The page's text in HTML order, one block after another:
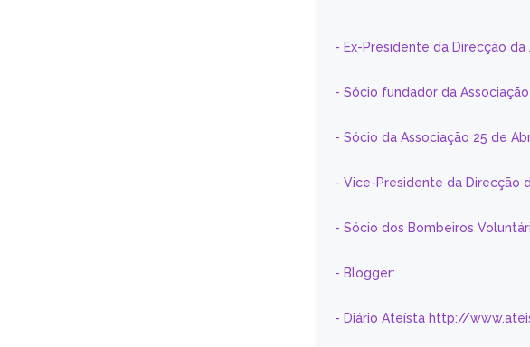
- Ex-Presidente da Direcção
- Sócio fundador da
- Sócio da Associação 25 de
- Vice-Presidente da Direcção
- Sócio dos Bombeiros
- Blogger:
- Diário Ateísta http://